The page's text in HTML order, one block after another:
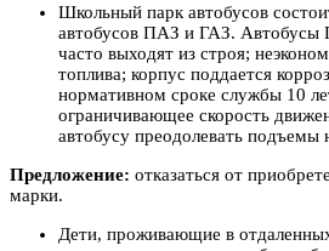
Школьный парк автобусов
автобусов ПАЗ и ГАЗ. Автобусы
часто выходят из строя;
топлива; корпус поддается
нормативном сроке службы 10
ограничивающее скорость
автобусу преодолевать подъемы
Предложение: отказаться от
марки.
Дети, проживающие в